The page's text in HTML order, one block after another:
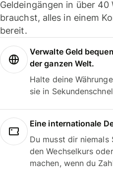
Geldeingängen in über 40
brauchst, alles in einem
bereit.
Verwalte Geld
der ganzen Welt.
Halte deine
sie in
Eine internationale
Du musst dir niemals
den Wechselkurs
machen, wenn du